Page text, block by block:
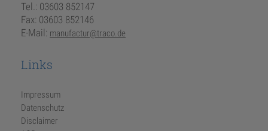
Tel.: 03603 852147
Fax: 03603 852146
E-Mail: manufactur@traco.de
Links
Impressum
Datenschutz
Disclaimer